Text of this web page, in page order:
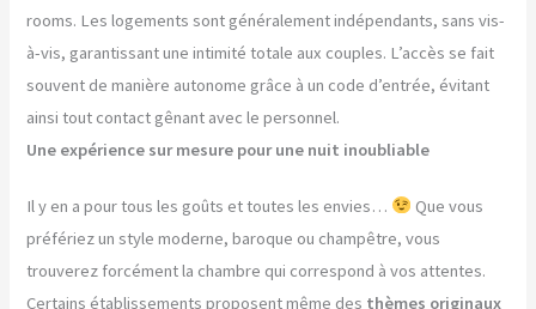
rooms. Les logements sont généralement indépendants, sans vis-
à-vis, garantissant une intimité totale aux couples. L’accès se fait
souvent de manière autonome grâce à un code d’entrée, évitant
ainsi tout contact gênant avec le personnel.
Une expérience sur mesure pour une nuit inoubliable
Il y en a pour tous les goûts et toutes les envies…
Que vous
préfériez un style moderne, baroque ou champêtre, vous
trouverez forcément la chambre qui correspond à vos attentes.
Certains établissements proposent même des thèmes originaux